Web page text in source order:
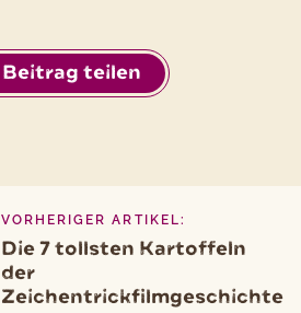
Beitrag teilen
VORHERIGER ARTIKEL:
Die 7 tollsten Kartoffeln
der
Zeichentrickfilmgeschichte